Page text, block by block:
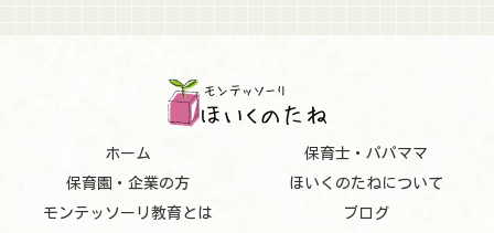
ホーム
保育士・パパママ
保育園・企業の方
ほいくのたねについて
モンテッソーリ教育とは
ブログ